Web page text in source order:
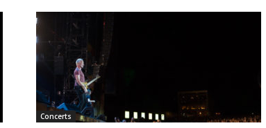
Concerts